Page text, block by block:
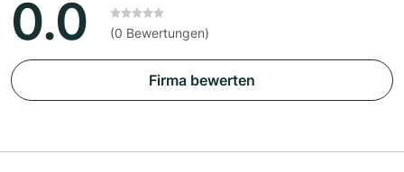
0.0 (0 Bewertungen)
Firma bewerten